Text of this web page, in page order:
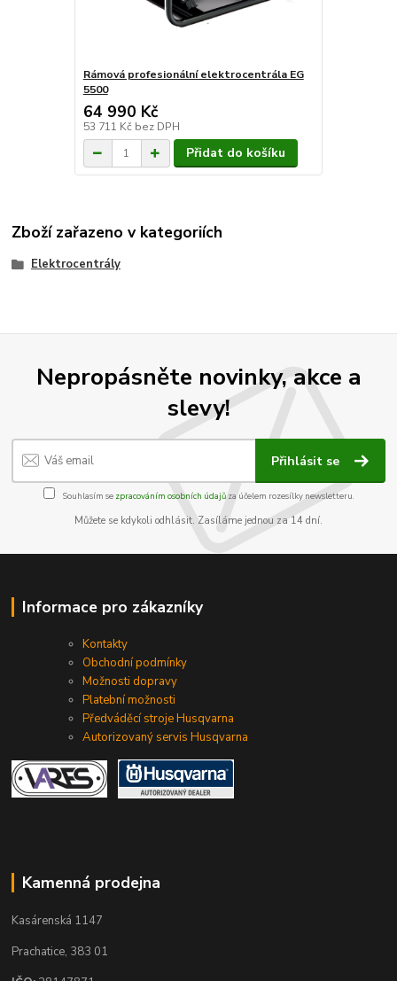
Rámová profesionální elektrocentrála EG
5500
64 990 Kč
53 711 Kč bez DPH
Přidat do košíku
Zboží zařazeno v kategoriích
Elektrocentrály
Nepropásněte novinky, akce a
slevy!
Přihlásit se
Souhlasím se zpracováním osobních údajůza účelem rozesílky newsletteru.
Můžete se kdykoli odhlásit. Zasíláme jednou za 14 dní.
Informace pro zákazníky
Kontakty
Obchodní podmínky
Možnosti dopravy
Platební možnosti
Předváděcí stroje Husqvarna
Autorizovaný servis Husqvarna
Kamenná prodejna
Kasárenská 1147
Prachatice, 383 01